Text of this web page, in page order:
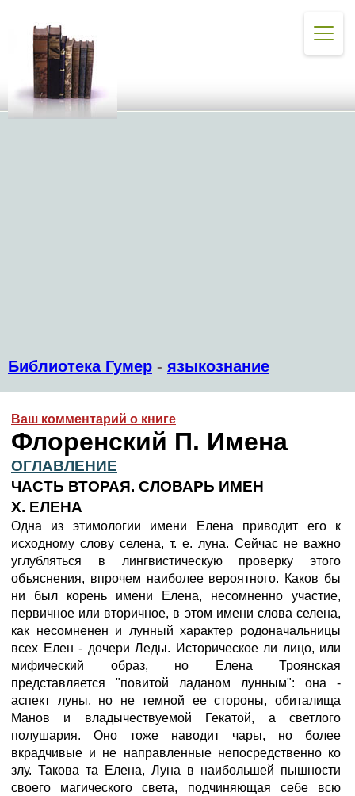
Библиотека Гумер - языкознание
Ваш комментарий о книге
Флоренский П. Имена
ОГЛАВЛЕНИЕ
ЧАСТЬ ВТОРАЯ. СЛОВАРЬ ИМЕН
X. ЕЛЕНА
Одна из этимологии имени Елена приводит его к
исходному слову селена, т. е. луна. Сейчас не важно
углубляться в лингвистическую проверку этого
объяснения, впрочем наиболее вероятного. Каков бы
ни был корень имени Елена, несомненно участие,
первичное или вторичное, в этом имени слова селена,
как несомненен и лунный характер родоначальницы
всех Елен - дочери Леды. Историческое ли лицо, или
мифический образ, но Елена Троянская
представляется "повитой ладаном лунным": она -
аспект луны, но не темной ее стороны, обиталища
Манов и владычествуемой Гекатой, а светлого
полушария. Оно тоже наводит чары, но более
вкрадчивые и не направленные непосредственно ко
злу. Такова та Елена, Луна в наибольшей пышности
своего магического света, подчиняющая себе всю